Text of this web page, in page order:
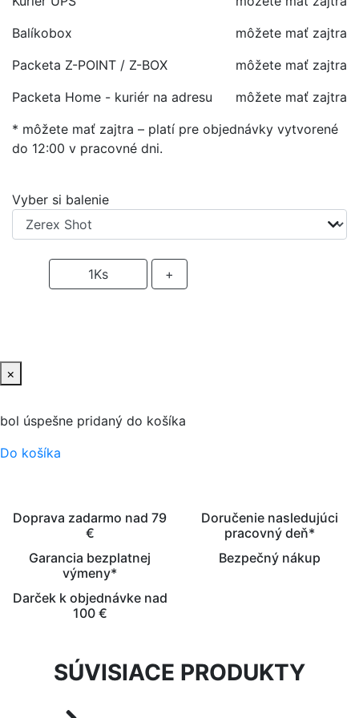
Balíkobox
môžete mať zajtra
Packeta Z-POINT / Z-BOX
môžete mať zajtra
Packeta Home - kuriér na adresu
môžete mať zajtra
* môžete mať zajtra – platí pre objednávky vytvorené
do 12:00 v pracovné dni.
Vyber si balenie
1Ks +
×
bol úspešne pridaný do košíka
Do košíka
Doprava zadarmo nad 79
€
Doručenie nasledujúci
pracovný deň*
Garancia bezplatnej
výmeny*
Bezpečný nákup
Darček k objednávke nad
100 €
SÚVISIACE PRODUKTY